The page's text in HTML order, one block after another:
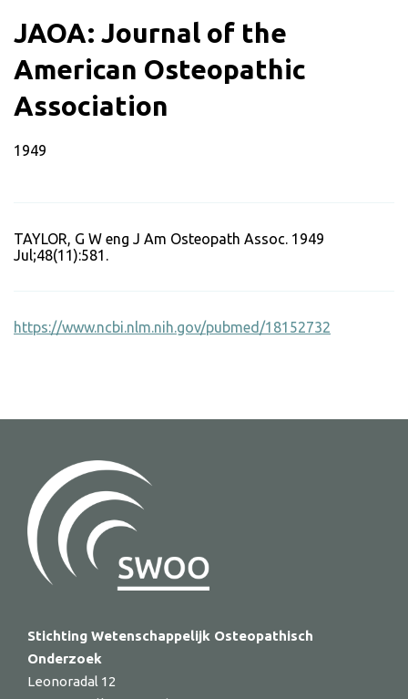
JAOA: Journal of the
American Osteopathic
Association
1949
TAYLOR, G W eng J Am Osteopath Assoc. 1949
Jul;48(11):581.
https://www.ncbi.nlm.nih.gov/pubmed/18152732
Stichting Wetenschappelijk Osteopathisch
Onderzoek
Leonoradal 12